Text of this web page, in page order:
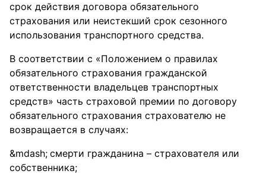
срок действия договора обязательного
страхования или неистекший срок сезонного
использования транспортного средства.
В соответствии с «Положением о правилах
обязательного страхования гражданской
ответственности владельцев транспортных
средств» часть страховой премии по договору
обязательного страхования страхователю не
возвращается в случаях:
смерти гражданина – страхователя или
собственника;